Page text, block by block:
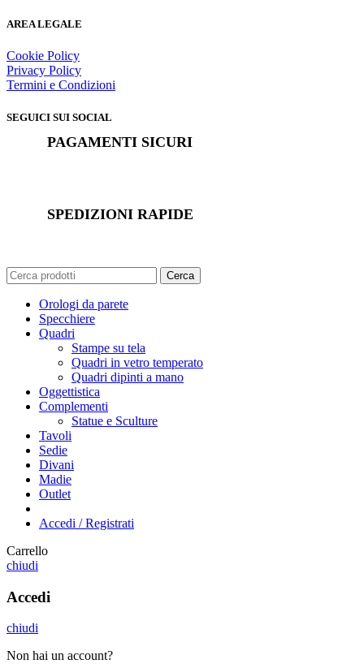
AREA LEGALE
Cookie Policy
Privacy Policy
Termini e Condizioni
SEGUICI SUI SOCIAL
PAGAMENTI SICURI
SPEDIZIONI RAPIDE
Cerca
Orologi da parete
Specchiere
Quadri
Stampe su tela
Quadri in vetro temperato
Quadri dipinti a mano
Oggettistica
Complementi
Statue e Sculture
Tavoli
Sedie
Divani
Madie
Outlet
Accedi / Registrati
Carrello
chiudi
Accedi
chiudi
Non hai un account?